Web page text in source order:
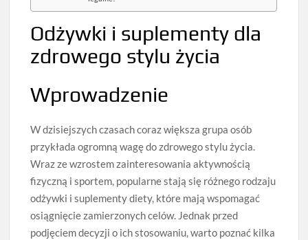
Odżywki i suplementy dla
zdrowego stylu życia
Wprowadzenie
W dzisiejszych czasach coraz większa grupa osób
przykłada ogromną wagę do zdrowego stylu życia.
Wraz ze wzrostem zainteresowania aktywnością
fizyczną i sportem, popularne stają się różnego rodzaju
odżywki i suplementy diety, które mają wspomagać
osiągnięcie zamierzonych celów. Jednak przed
podjęciem decyzji o ich stosowaniu, warto poznać kilka